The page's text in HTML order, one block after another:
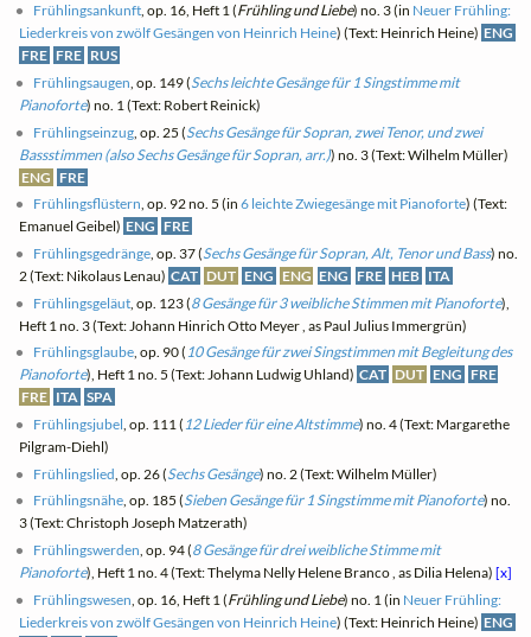
Frühlingsankunft, op. 16, Heft 1 (Frühling und Liebe) no. 3 (in Neuer Frühling:
Liederkreis von zwölf Gesängen von Heinrich Heine) (Text: Heinrich Heine) ENG
FRE FRE RUS
Frühlingsaugen , op. 149 (Sechs leichte Gesänge für 1 Singstimme mit
Pianoforte) no. 1 (Text: Robert Reinick)
Frühlingseinzug , op. 25 (Sechs Gesänge für Sopran, zwei Tenor, und zwei
Bassstimmen (also Sechs Gesänge für Sopran, arr.)) no. 3 (Text: Wilhelm Müller)
ENG FRE
Frühlingsflüstern, op. 92 no. 5 (in6 leichte Zwiegesänge mit Pianoforte) (Text:
Emanuel Geibel) ENG FRE
Frühlingsgedränge , op. 37 (Sechs Gesänge für Sopran, Alt, Tenor und Bass) no.
2 (Text: Nikolaus Lenau) CAT DUT ENG ENG ENG FRE HEB ITA
Frühlingsgeläut , op. 123 (8 Gesänge für 3 weibliche Stimmen mit Pianoforte),
Heft 1 no. 3 (Text: Johann Hinrich Otto Meyer , as Paul Julius Immergrün)
Frühlingsglaube, op. 90 ( 10 Gesänge für zwei Singstimmen mit Begleitung des
Pianoforte), Heft 1 no. 5 (Text: Johann Ludwig Uhland) CAT DUT ENG FRE
FRE ITA SPA
Frühlingsjubel , op. 111 ( 12 Lieder für eine Altstimme) no. 4 (Text: Margarethe
Pilgram-Diehl)
Frühlingslied , op. 26 (Sechs Gesänge) no. 2 (Text: Wilhelm Müller)
Frühlingsnähe, op. 185 (Sieben Gesänge für 1 Singstimme mit Pianoforte) no.
3 (Text: Christoph Joseph Matzerath)
Frühlingswerden , op. 94 (8 Gesänge für drei weibliche Stimme mit
Pianoforte), Heft 1 no. 4 (Text: Thelyma Nelly Helene Branco , as Dilia Helena)[x]
Frühlingswesen , op. 16, Heft 1 (Frühling und Liebe) no. 1 (in Neuer Frühling:
Liederkreis von zwölf Gesängen von Heinrich Heine) (Text: Heinrich Heine) ENG